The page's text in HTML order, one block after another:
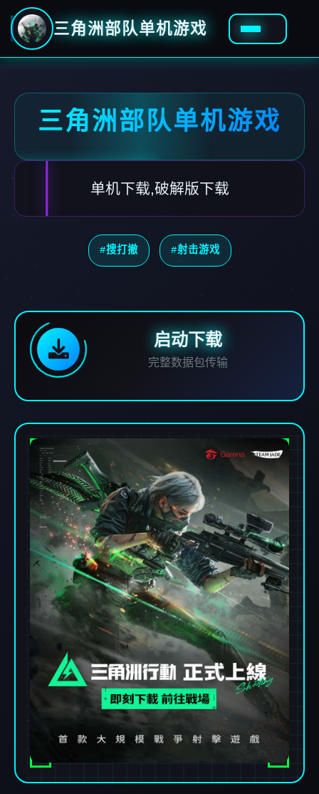
三角洲部队单机游戏
三角洲部队单机游戏
单机下载,破解版下载
#搜打撤 #射击游戏
启动下载
完整数据包传输